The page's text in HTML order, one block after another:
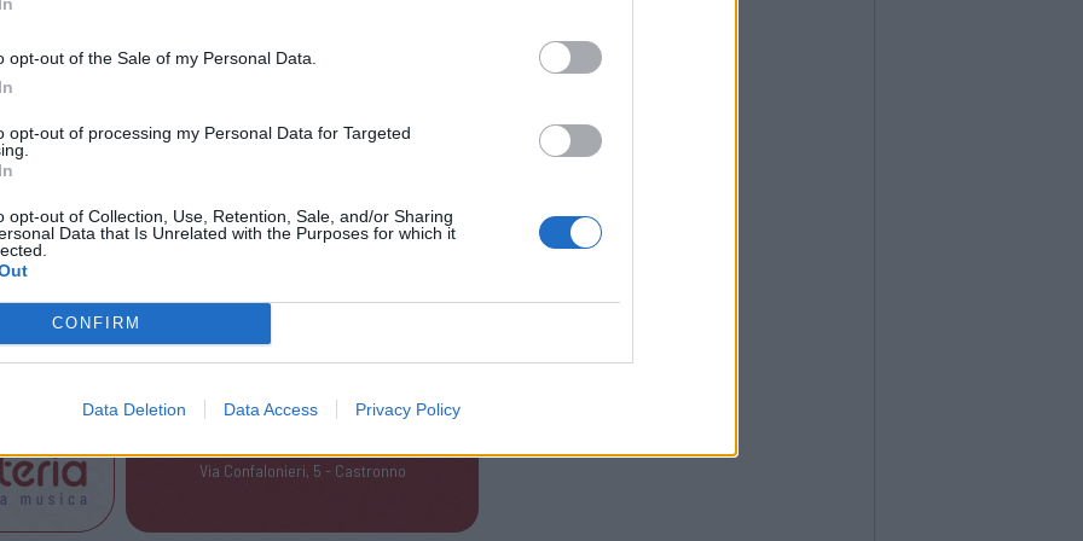
opt-out of the Sale of my Personal Data.
opt-out of processing my Personal Data for Targeted
opt-out of Collection, Use, Retention, Sale, and/or Sharing
Data that Is Unrelated with the Purposes for which it
CONFIRM
Data Deletion Data Access Privacy Policy
all’arredo casa – concludono Felice, Fausto
del mercato anche nella
hotel,
“dall’emozione alla realtà", cioè quella
quella assoluta creatività e quella fantasia
al successo in tutto il mondo.
Tutti gli eventi
Via Confalonieri, 5 - Castronno